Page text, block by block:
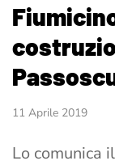
11 Aprile 2019
Lo comunica